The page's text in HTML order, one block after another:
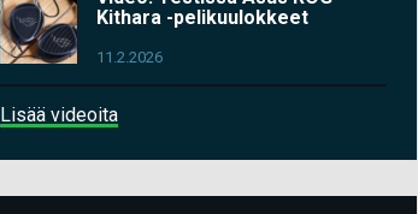
Kithara -pelikuulokkeet
11.2.2026
Lisää videoita